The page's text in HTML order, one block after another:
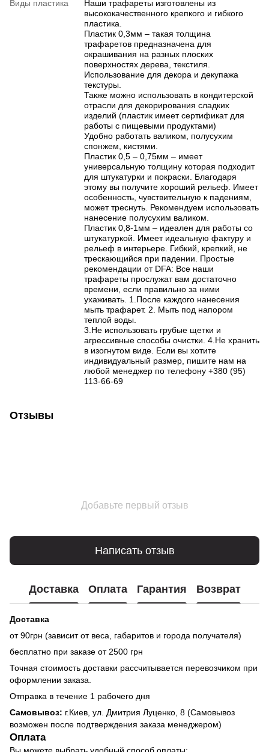
Виды пластика
Наши трафареты изготовлены из
высококачественного крепкого и гибкого
пластика.
Пластик 0,3мм – такая толщина
трафаретов предназначена для
окрашивания на разных плоских
поверхностях дерева, текстиля.
Использование для декора и декупажа
текстуры.
Также можно использовать в кондитерской
отрасли для декорирования сладких
изделий (пластик имеет сертификат для
работы с пищевыми продуктами)
Удобно работать валиком, полусухим
спонжем, кистями.
Пластик 0,5 – 0,75мм – имеет
универсальную толщину которая подходит
для штукатурки и покраски. Благодаря
этому вы получите хороший рельеф. Имеет
особенность, чувствительную к падениям,
может треснуть. Рекомендуем использовать
нанесение полусухим валиком.
Пластик 0,8-1мм – идеален для работы со
штукатуркой. Имеет идеальную фактуру и
рельеф в интерьере. Гибкий, крепкий, не
трескающийся при падении. Простые
рекомендации от DFA: Все наши
трафареты прослужат вам достаточно
времени, если правильно за ними
ухаживать. 1.После каждого нанесения
мыть трафарет. 2. Мыть под напором
теплой воды.
3.Не использовать грубые щетки и
агрессивные способы очистки. 4.Не хранить
в изогнутом виде. Если вы хотите
индивидуальный размер, пишите нам на
любой менеджер по телефону +380 (95)
113-66-69
Отзывы
Добавьте первый отзыв
Написать отзыв
Доставка Оплата Гарантия Возврат
Доставка
от 90грн (зависит от веса, габаритов и города получателя)
бесплатно при заказе от 2500 грн
Точная стоимость доставки рассчитывается перевозчиком при
оформлении заказа.
Отправка в течение 1 рабочего дня
Самовывоз: г.Киев, ул. Дмитрия Луценко, 8 (Самовывоз
возможен после подтверждения заказа менеджером)
Оплата